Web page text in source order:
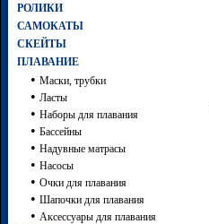
РОЛИКИ
САМОКАТЫ
СКЕЙТЫ
ПЛАВАНИЕ
• Маски, трубки
• Ласты
• Наборы для плавания
• Бассейны
• Надувные матрасы
• Насосы
• Очки для плавания
• Шапочки для плавания
• Аксессуары для плавания